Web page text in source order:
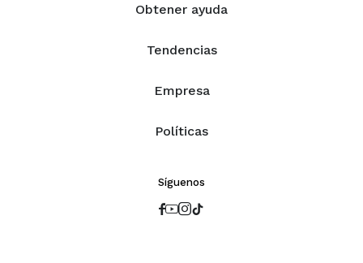
Obtener ayuda
Tendencias
Empresa
Políticas
Síguenos
